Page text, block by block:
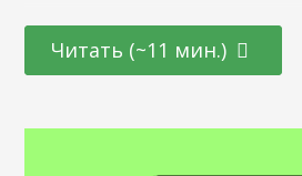
специалистов, так и для тех, кто
переосмысления карьерного пути и
интерфейсов для сайтов и
Читать (~11 мин.)